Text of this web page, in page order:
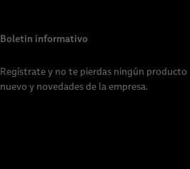
Boletin informativo
Regístrate y no te pierdas ningún producto
nuevo y novedades de la empresa.